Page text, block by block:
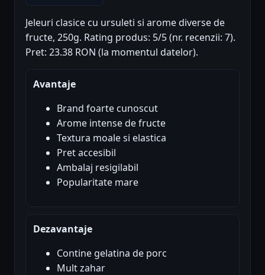
Jeleuri clasice cu ursuleti si arome diverse de
fructe, 250g. Rating produs: 5/5 (nr. recenzii: 7).
Pret: 23.38 RON (la momentul datelor).
Avantaje
Brand foarte cunoscut
Arome intense de fructe
Textura moale si elastica
Pret accesibil
Ambalaj resigilabil
Popularitate mare
Dezavantaje
Contine gelatina de porc
Mult zahar